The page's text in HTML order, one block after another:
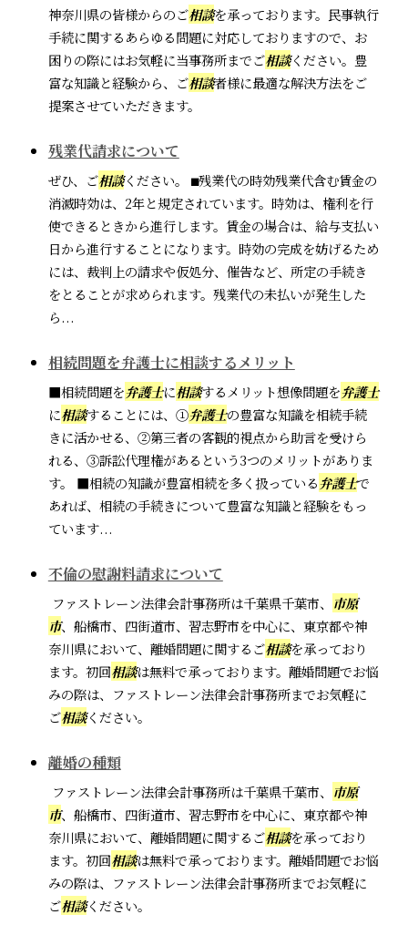
神奈川県の皆様からのご相談を承っております。民事執行
手続に関するあらゆる問題に対応しておりますので、お
困りの際にはお気軽に当事務所までご相談ください。豊
富な知識と経験から、ご相談者様に最適な解決方法をご
提案させていただきます。
残業代請求について
ぜひ、ご相談ください。 ⬛︎残業代の時効残業代含む賃金の
消滅時効は、2年と規定されています。時効は、権利を行
使できるときから進行します。賃金の場合は、給与支払い
日から進行することになります。時効の完成を妨げるため
には、裁判上の請求や仮処分、催告など、所定の手続き
をとることが求められます。残業代の未払いが発生した
ら...
相続問題を弁護士に相談するメリット
■相続問題を弁護士に相談するメリット想像問題を弁護士
に相談することには、①弁護士の豊富な知識を相続手続
きに活かせる、②第三者の客観的視点から助言を受けら
れる、③訴訟代理権があるという3つのメリットがありま
す。 ■相続の知識が豊富相続を多く扱っている弁護士で
あれば、相続の手続きについて豊富な知識と経験をもっ
ています...
不倫の慰謝料請求について
ファストレーン法律会計事務所は千葉県千葉市、
市原
市、船橋市、四街道市、習志野市を中心に、東京都や神
奈川県において、離婚問題に関するご相談を承っており
ます。初回相談は無料で承っております。離婚問題でお悩
みの際は、ファストレーン法律会計事務所までお気軽に
ご相談ください。
離婚の種類
ファストレーン法律会計事務所は千葉県千葉市、
市原
市、船橋市、四街道市、習志野市を中心に、東京都や神
奈川県において、離婚問題に関するご相談を承っており
ます。初回相談は無料で承っております。離婚問題でお悩
みの際は、ファストレーン法律会計事務所までお気軽に
ご相談ください。